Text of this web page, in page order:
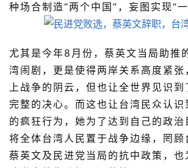
种场合制造“两个中国”，妄图实现“一
尤其是今年8月份，蔡英文当局助推
湾闹剧，更是使得两岸关系高度紧张
上战争的阴云，但也让全世界见识到
完整的决心。而这也让台湾民众认识
的疯狂行为，她为了达到自己的政
将全体台湾人民置于战争边缘，罔顾
蔡英文及民进党当局的抗中政策，也